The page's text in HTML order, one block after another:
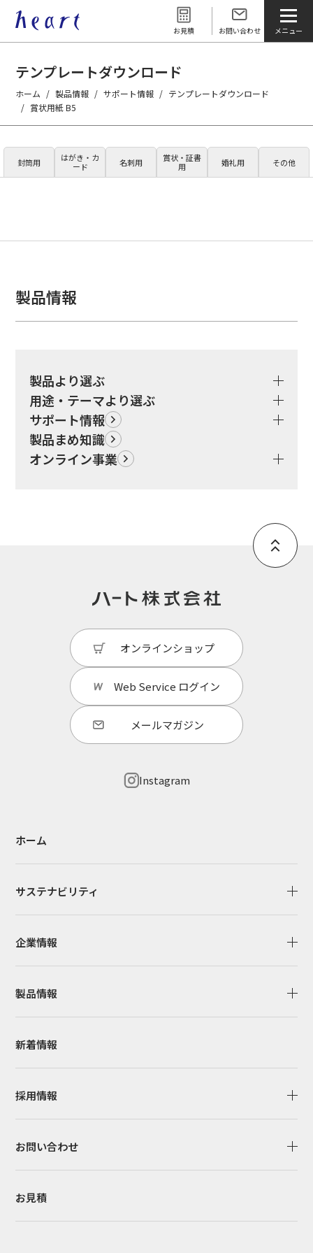
お見積 お問い合わせ
テンプレートダウンロード
ホーム 製品情報 サポート情報
テンプレートダウンロード
賞状用紙 B5
封筒用
はがき・カ
ード
名刺用
賞状・証書
用
婚礼用 その他
製品情報
製品より選ぶ
用途・テーマより選ぶ
サポート情報
製品まめ知識
オンライン事業
オンラインショップ
Web Service ログイン
メールマガジン
Instagram
ホーム
サステナビリティ
企業情報
製品情報
新着情報
採用情報
お問い合わせ
お見積